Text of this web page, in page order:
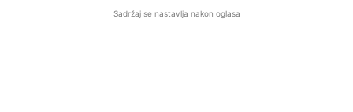
Sadržaj se nastavlja nakon oglasa